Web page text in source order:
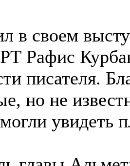
в своем
Рафис
писателя.
но не
увидеть